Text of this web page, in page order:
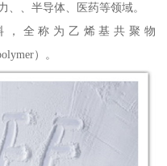
、、半导体、医药等领域。
，全称为乙烯基共聚物
）。